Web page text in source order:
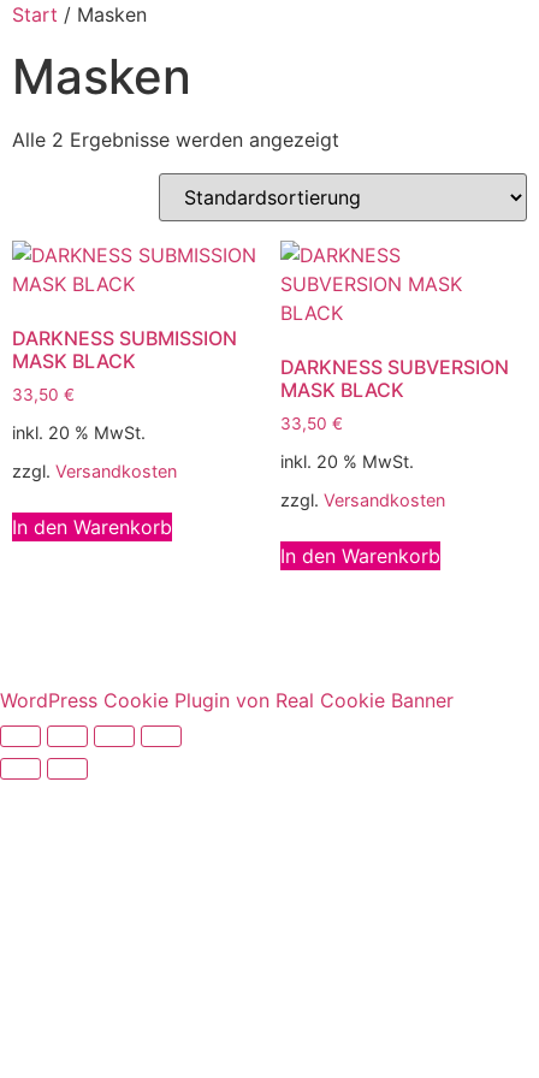
Start / Masken
Masken
Alle 2 Ergebnisse werden angezeigt
DARKNESS SUBMISSION
MASK BLACK
33,50 €
inkl. 20 % MwSt.
zzgl. Versandkosten
In den Warenkorb
DARKNESS SUBVERSION
MASK BLACK
33,50 €
inkl. 20 % MwSt.
zzgl. Versandkosten
In den Warenkorb
WordPress Cookie Plugin von Real Cookie Banner